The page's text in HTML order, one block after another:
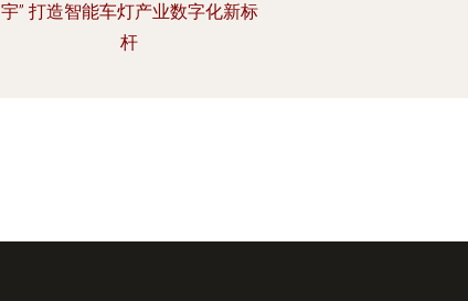
宇” 打造智能车灯产业数字化新标
杆